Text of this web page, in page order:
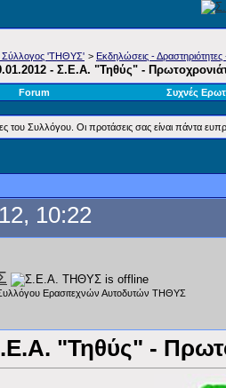
'ΤΗΘΥΣ' > Εκδηλώσεις -
- Σ.Ε.Α. "Τηθύς" -
Forum Συχνές
του Συλλόγου. Οι προτάσεις σας είναι πάντα
10:22
Ερασιτεχνών Αυτοδυτών ΤΗΘΥΣ
"Τηθύς" -